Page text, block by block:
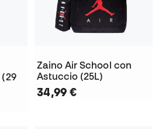
Zaino Air School con
Astuccio (25L)
34,99 €